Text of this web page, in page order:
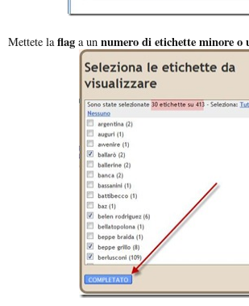
Mettete laflag a un numero di etichette minore o